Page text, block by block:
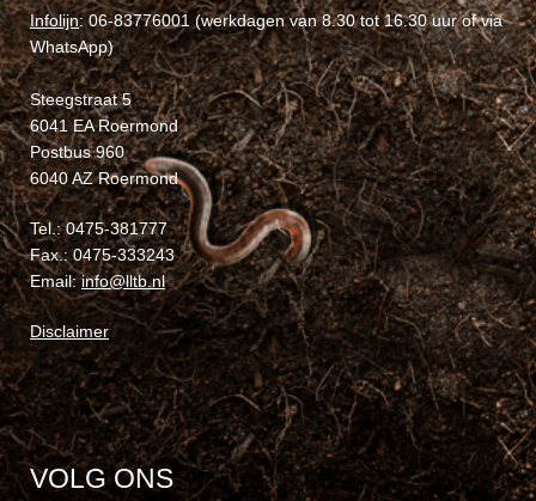
Infolijn: 06-83776001 (werkdagen van 8.30 tot 16.30 uur of via
WhatsApp)
Steegstraat 5
6041 EA Roermond
Postbus 960
6040 AZ Roermond
Tel.: 0475-381777
Fax.: 0475-333243
Email:info@lltb.nl
Disclaimer
VOLG ONS